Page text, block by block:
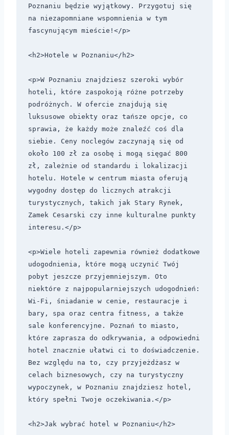
Poznaniu będzie wyjątkowy. Przygotuj się
na niezapomniane wspomnienia w tym
fascynującym mieście!</p>
<h2>Hotele w Poznaniu</h2>
<p>W Poznaniu znajdziesz szeroki wybór
hoteli, które zaspokoją różne potrzeby
podróżnych. W ofercie znajdują się
luksusowe obiekty oraz tańsze opcje, co
sprawia, że każdy może znaleźć coś dla
siebie. Ceny noclegów zaczynają się od
około 100 zł za osobę i mogą sięgać 800
zł, zależnie od standardu i lokalizacji
hotelu. Hotele w centrum miasta oferują
wygodny dostęp do licznych atrakcji
turystycznych, takich jak Stary Rynek,
Zamek Cesarski czy inne kulturalne punkty
interesu.</p>
<p>Wiele hoteli zapewnia również dodatkowe
udogodnienia, które mogą uczynić Twój
pobyt jeszcze przyjemniejszym. Oto
niektóre z najpopularniejszych udogodnień:
Wi-Fi, śniadanie w cenie, restauracje i
bary, spa oraz centra fitness, a także
sale konferencyjne. Poznań to miasto,
które zaprasza do odkrywania, a odpowiedni
hotel znacznie ułatwi ci to doświadczenie.
Bez względu na to, czy przyjeżdżasz w
celach biznesowych, czy na turystyczny
wypoczynek, w Poznaniu znajdziesz hotel,
który spełni Twoje oczekiwania.</p>
<h2>Jak wybrać hotel w Poznaniu</h2>